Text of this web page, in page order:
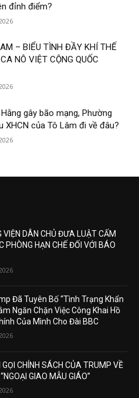
đỉnh điểm?
– BIỂU TÌNH ĐẦY KHÍ THẾ
NÔ VIỆT CỘNG QUỐC
gây bão mạng, Phường
XHCN của Tô Lâm đi về đâu?
VIỆN DÂN CHỦ ĐƯA LUẬT CẤM
PHÒNG HẠN CHẾ ĐỐI VỚI BÁO
Đã Tuyên Bố “Tình Trạng Khẩn
Ngăn Chặn Việc Công Khai Hồ
Của Mình Cho Đài BBC
GỌI CHÍNH SÁCH CỦA TRUMP VỀ
GIAO MẪU GIÁO”